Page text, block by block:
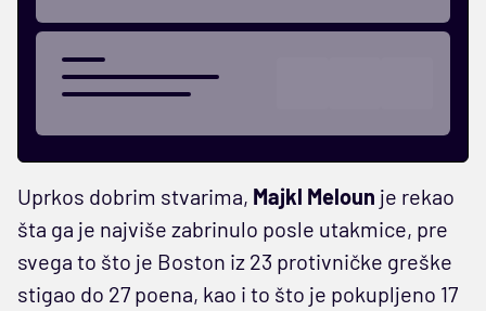
Uprkos dobrim stvarima, Majkl Meloun je rekao
šta ga je najviše zabrinulo posle utakmice, pre
svega to što je Boston iz 23 protivničke greške
stigao do 27 poena, kao i to što je pokupljeno 17